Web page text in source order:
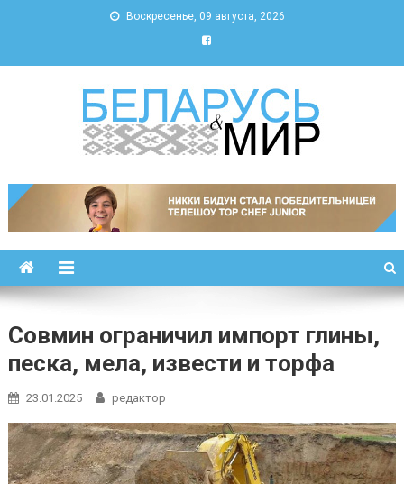
Воскресенье, 09 августа, 2026
Беларусь и мир
Совмин ограничил импорт глины,
песка, мела, извести и торфа
23.01.2025 редактор